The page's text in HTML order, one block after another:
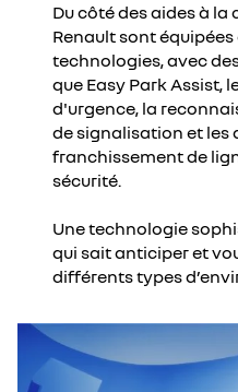
Du côté des aides à la
Renault sont
technologies, avec
que Easy Park Assist,
d'urgence, la
de signalisation et les
franchissement de
sécurité.
Une technologie
qui sait anticiper et
différents types